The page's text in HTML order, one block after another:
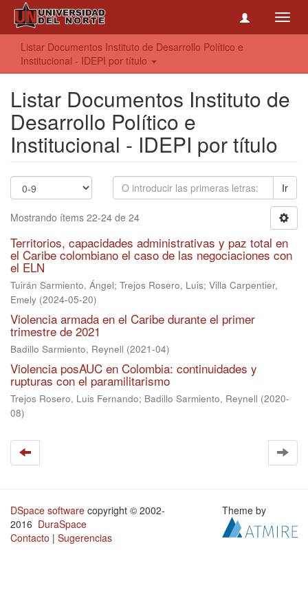
Listar Documentos Instituto de Desarrollo Político e
Institucional - IDEPI por título
Listar Documentos Instituto de
Desarrollo Político e
Institucional - IDEPI por título
Ir
Mostrando ítems 22-24 de 24
Territorios, capacidades administrativas y paz total en
el Caribe colombiano el caso de las negociaciones con
el ELN
Tuirán Sarmiento, Ángel; Trejos Rosero, Luis; Villa Carpentier,
Emely (2024-05-20)
Violencia armada en el Caribe durante el primer
trimestre de 2021
Badillo Sarmiento, Reynell (2021-04)
Violencia posAUC en Colombia: continuidades y
rupturas con el paramilitarismo
Trejos Rosero, Luis Fernando; Badillo Sarmiento, Reynell (2020-
08)
DSpace software copyright © 2002-
2016 DuraSpace
Contacto | Sugerencias
Theme by